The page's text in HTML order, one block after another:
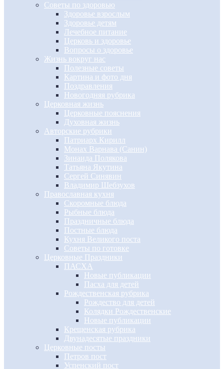
Советы по здоровью
Здоровье взрослым
Здоровье детям
Лечебное питание
Церковь и здоровье
Вопросы о здоровье
Жизнь вокруг нас
Полезные советы
Картина и фото дня
Поздравления
Новогодняя рубрика
Церковная жизнь
Церковные пояснения
Духовная жизнь
Авторские рубрики
Патриарх Кирилл
Монах Варнава (Санин)
Зинаида Полякова
Татьяна Якутина
Сергей Синявин
Владимир Шебзухов
Православная кухня
Скоромные блюда
Рыбные блюда
Праздничные блюда
Постные блюда
Кухня Великого поста
Советы по готовке
Церковные Праздники
ПАСХА
Новые публикации
Пасха для детей
Рождественская рубрика
Рождество для детей
Колядки Рождественские
Новые публикации
Крещенская рубрика
Двунадесятые праздники
Церковные посты
Петров пост
Успенский пост